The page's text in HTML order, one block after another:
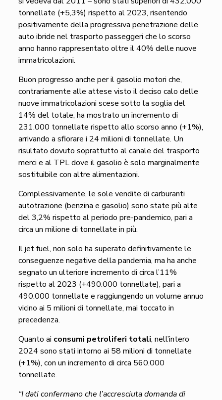
tonnellate (+5,3%) rispetto al 2023, risentendo
positivamente della progressiva penetrazione delle
auto ibride nel trasporto passeggeri che lo scorso
anno hanno rappresentato oltre il 40% delle nuove
immatricolazioni.
Buon progresso anche per il gasolio motori che,
contrariamente alle attese visto il deciso calo delle
nuove immatricolazioni scese sotto la soglia del
14% del totale, ha mostrato un incremento di
231.000 tonnellate rispetto allo scorso anno (+1%),
arrivando a sfiorare i 24 milioni di tonnellate. Un
risultato dovuto soprattutto al canale del trasporto
merci e al TPL dove il gasolio è solo marginalmente
sostituibile con altre alimentazioni.
Complessivamente, le sole vendite di carburanti
autotrazione (benzina e gasolio) sono state più alte
del 3,2% rispetto al periodo pre-pandemico, pari a
circa un milione di tonnellate in più.
Il jet fuel, non solo ha superato definitivamente le
conseguenze negative della pandemia, ma ha anche
segnato un ulteriore incremento di circa l’11%
rispetto al 2023 (+490.000 tonnellate), pari a
490.000 tonnellate e raggiungendo un volume annuo
vicino ai 5 milioni di tonnellate, mai toccato in
precedenza.
Quanto ai consumi petroliferi totali, nell’intero
2024 sono stati intorno ai 58 milioni di tonnellate
(+1%), con un incremento di circa 560.000
tonnellate.
“I dati confermano che l’accresciuta domanda di